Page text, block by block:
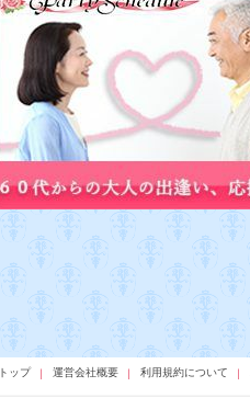
トップ 運営会社概要 利用規約について